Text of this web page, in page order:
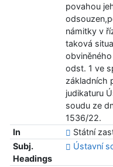
povahou
námitky v
taková
odst. 1 ve
základních
judikaturu
soudu ze
1536/22.
In
Státní
Subj.
Headings
Ústavní